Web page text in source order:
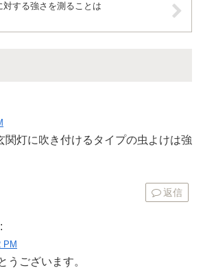
する強さを測ることは
関灯に吹き付けるタイプの虫よけは強
返信
PM
うございます。